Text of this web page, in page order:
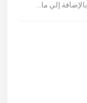
بالإضافة إلي ما…